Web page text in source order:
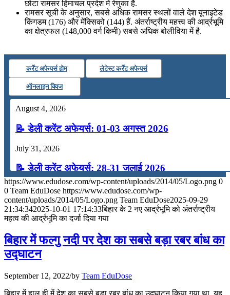
छोटा रामसर हिमाचल प्रदेश में रेणुका है.
रामसर सूची के अनुसार, सबसे अधिक रामसर स्थलों वाले देश यूनाइटेड
किंगडम (176) और मेंक्सिको (144) हैं. अंतर्राष्ट्रीय महत्त्व की आर्द्रभूमि
का क्षेत्रफल (148,000 वर्ग किमी) सबसे अधिक बोलीविया में है.
कर्रेंट अफेयर्स होम लेटेस्ट कर्रेंट अफेयर्स
ऑनलाइन क्विज
August 4, 2026
📝 डेली करेंट अफेयर्स: 01-03 अगस्त 2026
July 31, 2026
📝 डेली करेंट अफेयर्स: 28-31 जुलाई 2026
July 28, 2026
📝 डेली करेंट अफेयर्स: 25-27 जुलाई 2026
📝 डेली करेंट अफेयर्स: 22-24 जुलाई 2026
📝 डेली करेंट अफेयर्स: 19-21 जुलाई 2026
https://www.edudose.com/wp-content/uploads/2014/05/Logo.png 0
0 Team EduDose https://www.edudose.com/wp-
content/uploads/2014/05/Logo.png Team EduDose2025-09-29
21:34:342025-10-01 17:14:33बिहार के 2 नए आर्द्रभूमि को अंतर्राष्ट्रीय
महत्व की आर्द्रभूमि का दर्जा दिया गया
बिहार में फल्गु नदी पर देश का सबसे बड़ा रबर बांध का
उद्घाटन
September 12, 2022/by Team EduDose
बिहार में हाल ही में देश का सबसे बड़ा रबर बांध का उद्घाटन किया गया था. यह